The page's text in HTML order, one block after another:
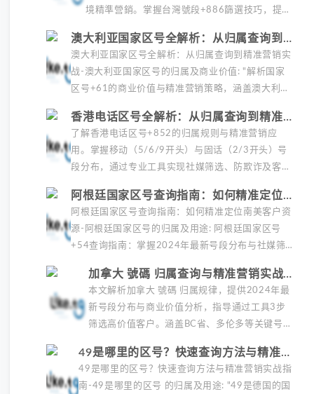
境精準營銷。掌握台灣號段+886篩選技巧，提升
活躍度，助...
澳大利亚国家区号全解析：从归属查询到精
准营销实战
澳大利亚国家区号全解析：从归属查询到精准营销实
战-澳大利亚国家区号的归属及商业价值: "解析国家
区号+61的商业价值与精准营销策略，涵盖澳大利亚
识别归属地、优化广告投放并提升转化率，2024年
最新数据助您开拓澳洲市场。"
香港电话区号全解析：从归属查询到精准营
销实战指南
了解香港电话区号+852的归属规则与精准营销应
用。掌握移动（5/6/9开头）与固话（2/3开头）号
段分布，通过专业工具实现社媒筛选、防欺诈及客户
您高效利用...
阿根廷国家区号查询指南：如何精准定位南
美客户资源
阿根廷国家区号查询指南：如何精准定位南美客户资
源-阿根廷国家区号的归属及用途: 阿根廷国家区号
+54查询指南：掌握2024年最新号段分布与社媒筛
WhatsApp用户数据及高效工具推荐，助您提升阿根
廷市场开发效率，优化跨境营销ROI。
加拿大 號碼 归属查询与精准营销实战指
南（2024最新）
本文解析加拿大 號碼 归属规律，提供2024年最
新号段分布与商业价值分析，指导通过工具3步
筛选高价值客户。涵盖BC省、多伦多等关键号
ROAS，并确保合规操作。适合...
49是哪里的区号？快速查询方法与精准营
销实战指南
49是哪里的区号？快速查询方法与精准营销实战指
南-49是哪里的区号 的归属及用途: "49是德国的国